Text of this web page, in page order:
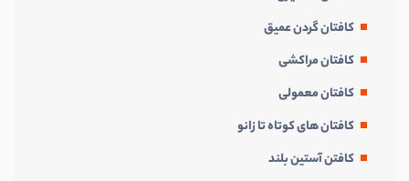
کافتان گردن عمیق
کافتان مراکشی
کافتان معمولی
کافتان های کوتاه تا زانو
کافتن آستین بلند